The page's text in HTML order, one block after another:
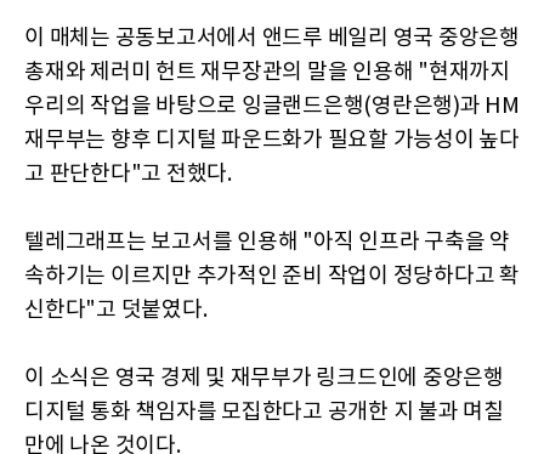
이 매체는 공동보고서에서 앤드루 베일리 영국 중앙은행
총재와 제러미 헌트 재무장관의 말을 인용해 "현재까지
우리의 작업을 바탕으로 잉글랜드은행(영란은행)과 HM
재무부는 향후 디지털 파운드화가 필요할 가능성이 높다
고 판단한다"고 전했다.
텔레그래프는 보고서를 인용해 "아직 인프라 구축을 약
속하기는 이르지만 추가적인 준비 작업이 정당하다고 확
신한다"고 덧붙였다.
이 소식은 영국 경제 및 재무부가 링크드인에 중앙은행
디지털 통화 책임자를 모집한다고 공개한 지 불과 며칠
만에 나온 것이다.